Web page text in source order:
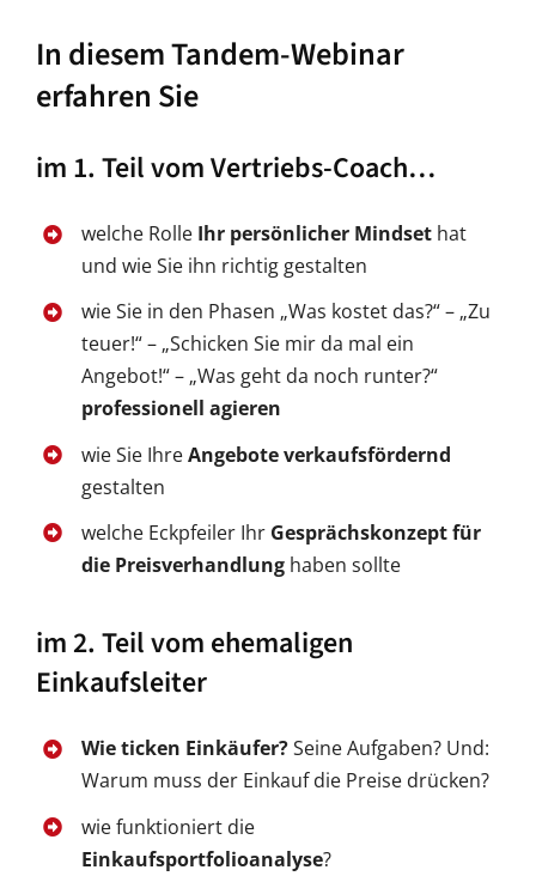
In diesem Tandem-Webinar
erfahren Sie
im 1. Teil vom Vertriebs-Coach…
welche Rolle Ihr persönlicher Mindset hat
und wie Sie ihn richtig gestalten
wie Sie in den Phasen „Was kostet das?“ – „Zu
teuer!“ – „Schicken Sie mir da mal ein
Angebot!“ – „Was geht da noch runter?“
professionell agieren
wie Sie IhreAngebote verkaufsfördernd
gestalten
welche Eckpfeiler Ihr Gesprächskonzept für
die Preisverhandlung haben sollte
im 2. Teil vom ehemaligen
Einkaufsleiter
Wie ticken Einkäufer?Seine Aufgaben? Und:
Warum muss der Einkauf die Preise drücken?
wie funktioniert die
Einkaufsportfolioanalyse?